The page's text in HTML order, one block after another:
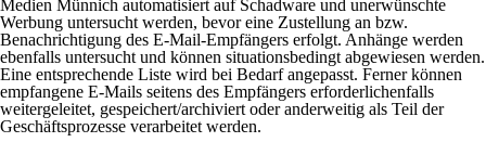
Medien Münnich automatisiert auf Schadware und unerwünschte
Werbung untersucht werden, bevor eine Zustellung an bzw.
Benachrichtigung des E-Mail-Empfängers erfolgt. Anhänge werden
ebenfalls untersucht und können situationsbedingt abgewiesen werden.
Eine entsprechende Liste wird bei Bedarf angepasst. Ferner können
empfangene E-Mails seitens des Empfängers erforderlichenfalls
weitergeleitet, gespeichert/archiviert oder anderweitig als Teil der
Geschäftsprozesse verarbeitet werden.